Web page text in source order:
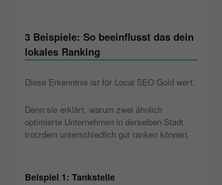
3 Beispiele: So beeinflusst das dein
lokales Ranking
Diese Erkenntnis ist für Local SEO Gold wert.
Denn sie erklärt, warum zwei ähnlich
optimierte Unternehmen in derselben Stadt
trotzdem unterschiedlich gut ranken können.
Beispiel 1: Tankstelle